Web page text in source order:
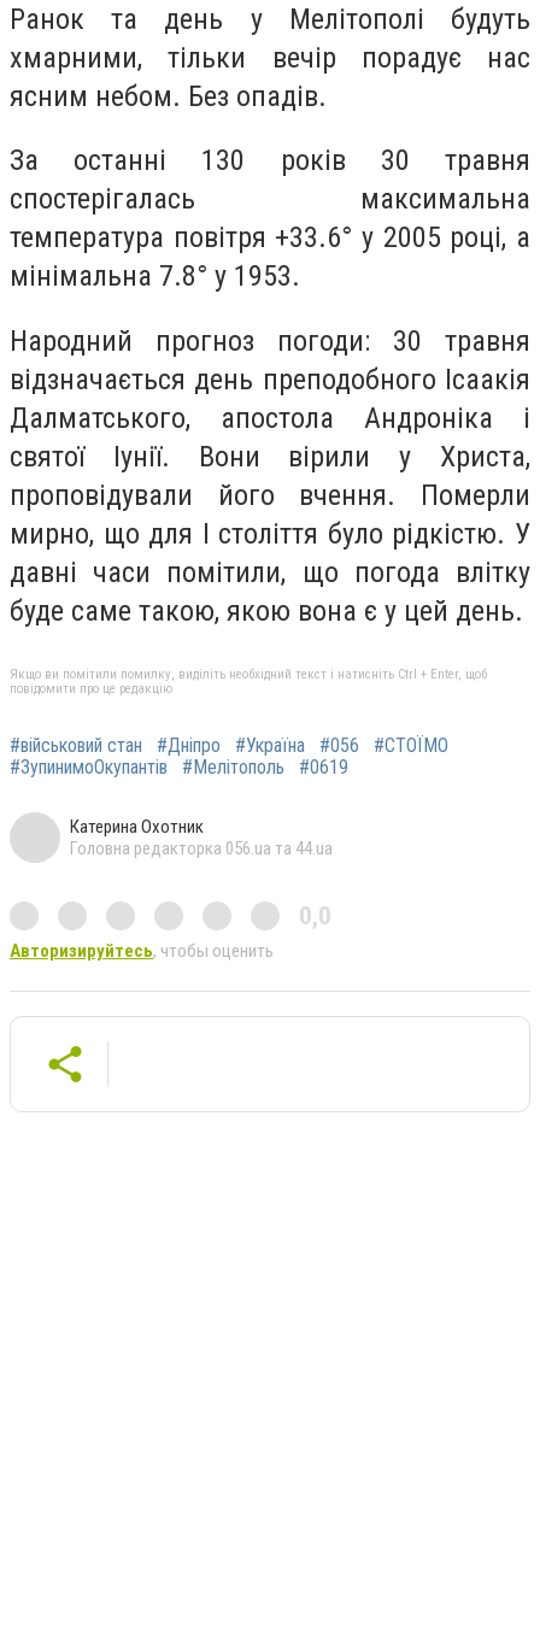
Ранок та день у Мелітополі будуть
хмарними, тільки вечір порадує нас
ясним небом. Без опадів.
За останні 130 років 30 травня
спостерігалась максимальна
температура повітря +33.6° у 2005 році, а
мінімальна 7.8° у 1953.
Народний прогноз погоди: 30 травня
відзначається день преподобного Ісаакія
Далматського, апостола Андроніка і
святої Іунії. Вони вірили у Христа,
проповідували його вчення. Померли
мирно, що для І століття було рідкістю. У
давні часи помітили, що погода влітку
буде саме такою, якою вона є у цей день.
Якщо ви помітили помилку, виділіть необхідний текст і натисніть Ctrl + Enter, щоб
повідомити про це редакцію
#військовий стан #Дніпро #Україна #056
#СТОЇМО
#ЗупинимоОкупантів
#Мелітополь #0619
Катерина Охотник
Головна редакторка 056.ua та 44.ua
0,0
Авторизируйтесь, чтобы оценить